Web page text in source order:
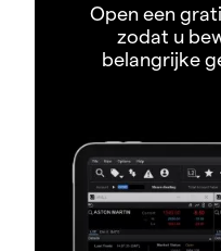
Open een
zodat u
belangrijke